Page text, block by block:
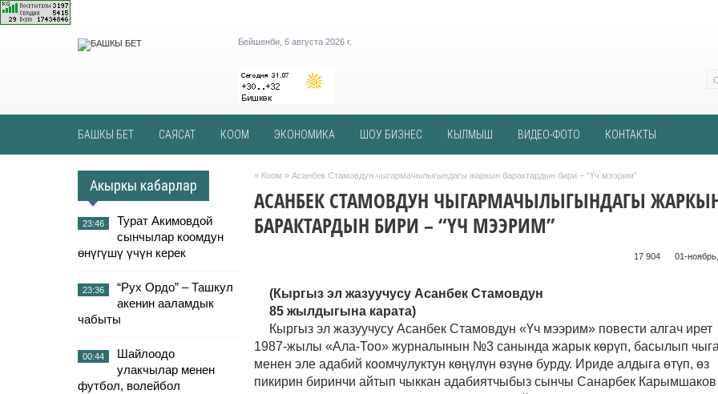
Бейшенби, 6 августа 2026 г.
БАШКЫ БЕТ САЯСАТ КООМ ЭКОНОМИКА ШОУ БИЗНЕС КЫЛМЫШ ВИДЕО-ФОТО КОНТАКТЫ
Акыркы кабарлар
23:46
Турат Акимовдой
сынчылар коомдун
өнүгүшү үчүн керек
23:36
“Рух Ордо” – Ташкул
акенин ааламдык
чабыты
00:44
Шайлоодо
улакчылар менен
футбол, волейбол
» Коом » Асанбек Стамовдун чыгармачылыгындагы жаркын барактардын бири – “Үч мээрим”
АСАНБЕК СТАМОВДУН ЧЫГАРМАЧЫЛЫГЫНДАГЫ
БАРАКТАРДЫН БИРИ – “ҮЧ МЭЭРИМ”
01-
17 904 ᠌ ᠌ ᠌ ᠌᠌ ᠌ ᠌᠌
(Кыргыз эл жазуучусу Асанбек Стамовдун
85 жылдыгына карата)
Кыргыз эл жазуучусу Асанбек Стамовдун «Үч мээрим» повести алгач ирет
1987-жылы «Ала-Тоо» журналынын №3 санында жарык көрүп, басылып
менен эле адабий коомчулуктун көңүлүн өзүнө бурду. Ириде алдыга өтүп, өз
пикирин биринчи айтып чыккан адабиятчыбыз сынчы Санарбек Карымшаков